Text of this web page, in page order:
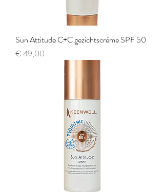
Sun Attitude C+C gezichtscrème SPF 50
Prijs
€ 49,00